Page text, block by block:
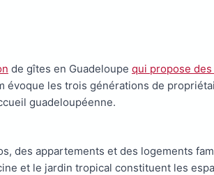
de gîtes en Guadeloupe qui propose
évoque les trois générations de
guadeloupéenne.
des appartements et des logements
et le jardin tropical constituent les